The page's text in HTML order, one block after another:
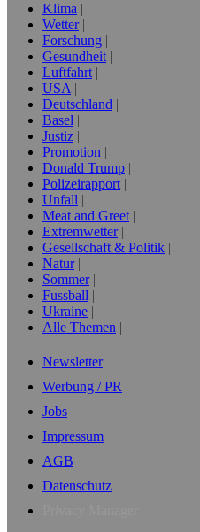
Klima
Wetter
Forschung
Gesundheit
Luftfahrt
USA
Deutschland
Basel
Justiz
Promotion
Donald Trump
Polizeirapport
Unfall
Meat and Greet
Extremwetter
Gesellschaft & Politik
Natur
Sommer
Fussball
Ukraine
Alle Themen
Newsletter
Werbung / PR
Jobs
Impressum
AGB
Datenschutz